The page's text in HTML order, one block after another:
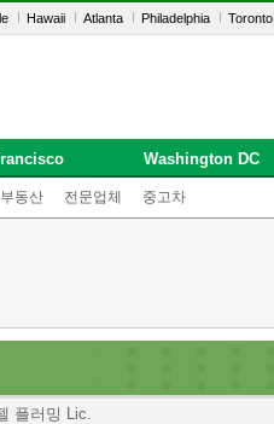
Hawaii Atlanta Philadelphia Toronto
부동산 전문업체 중고차
Washington DC
플러밍 Lic.